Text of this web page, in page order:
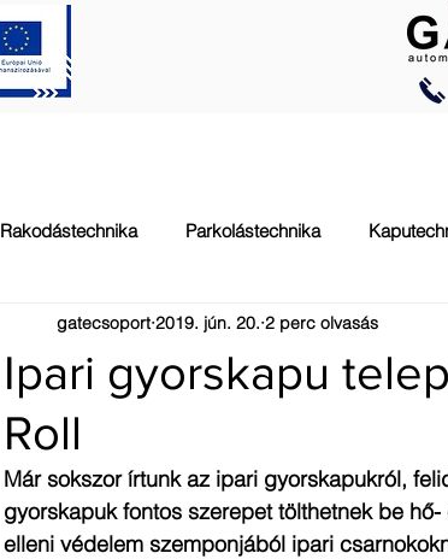
Rakodástechnika Parkolástechnika
Általános
Ipari gyorskapu
Roll
gatecsoport 2019. jún. 20. 2 perc olvasás
Már sokszor írtunk az ipari gyorskapukról,
gyorskapuk fontos szerepet tölthetnek be
elleni védelem szemponjából ipari